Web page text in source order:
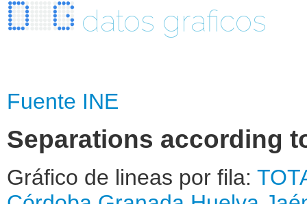
datos graficos
Fuente INE
Separations according
Gráfico de lineas por fila: